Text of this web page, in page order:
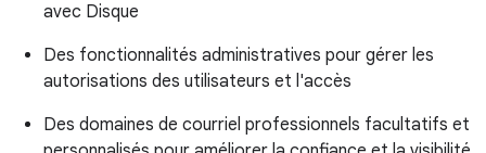
avec Disque
Des fonctionnalités administratives pour gérer les
autorisations des utilisateurs et l'accès
Des domaines de courriel professionnels facultatifs et